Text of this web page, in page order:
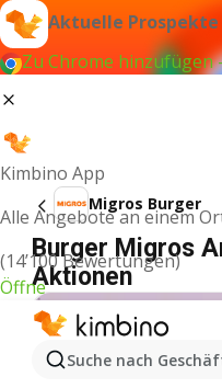
Aktuelle
Zu Chrome hinzufügen
Kimbino App
Alle Angebote an einem
(14’100 Bewertungen)
Öffne
Suche nach
Migros Burger
Burger Migros
Aktionen